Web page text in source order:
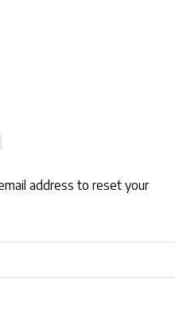
address to reset your